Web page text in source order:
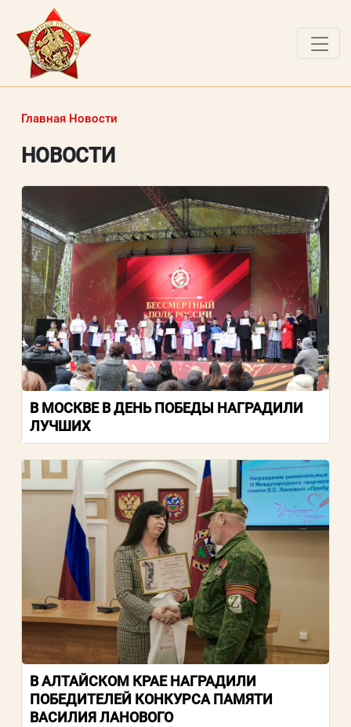
РАБОТЫ ПОБЕДИТЕЛЕЙ
ВОПРОСЫ
ВХОД В ЛК
ВХОД В ЛИЧНЫЙ КАБИНЕТ
Логин (электронная почта)
Пароль
Заполняя данную форму вы соглашаетесь с
политикой конфиденциальности
сайта
ВОЙТИ
Регистрация Забыли пароль?
Главная Новости
НОВОСТИ
В МОСКВЕ В ДЕНЬ ПОБЕДЫ НАГРАДИЛИ
ЛУЧШИХ
В АЛТАЙСКОМ КРАЕ НАГРАДИЛИ
ПОБЕДИТЕЛЕЙ КОНКУРСА ПАМЯТИ
ВАСИЛИЯ ЛАНОВОГО